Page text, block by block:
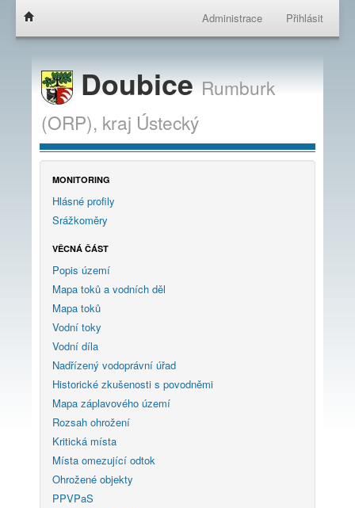
Administrace Přihlásit
DoubiceRumburk
(ORP), kraj Ústecký
MONITORING
Hlásné profily
Srážkoměry
VĚCNÁ ČÁST
Popis území
Mapa toků a vodních děl
Mapa toků
Vodní toky
Vodní díla
Nadřízený vodoprávní úřad
Historické zkušenosti s povodněmi
Mapa záplavového území
Rozsah ohrožení
Kritická místa
Místa omezující odtok
Ohrožené objekty
PPVPaS